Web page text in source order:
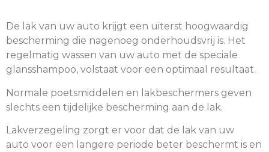
De lak van uw auto krijgt een uiterst hoogwaardig
bescherming die nagenoeg onderhoudsvrij is. Het
regelmatig wassen van uw auto met de speciale
glansshampoo, volstaat voor een optimaal resultaat.
Normale poetsmiddelen en lakbeschermers geven
slechts een tijdelijke bescherming aan de lak.
Lakverzegeling zorgt er voor dat de lak van uw
auto voor een langere periode beter beschermt is en